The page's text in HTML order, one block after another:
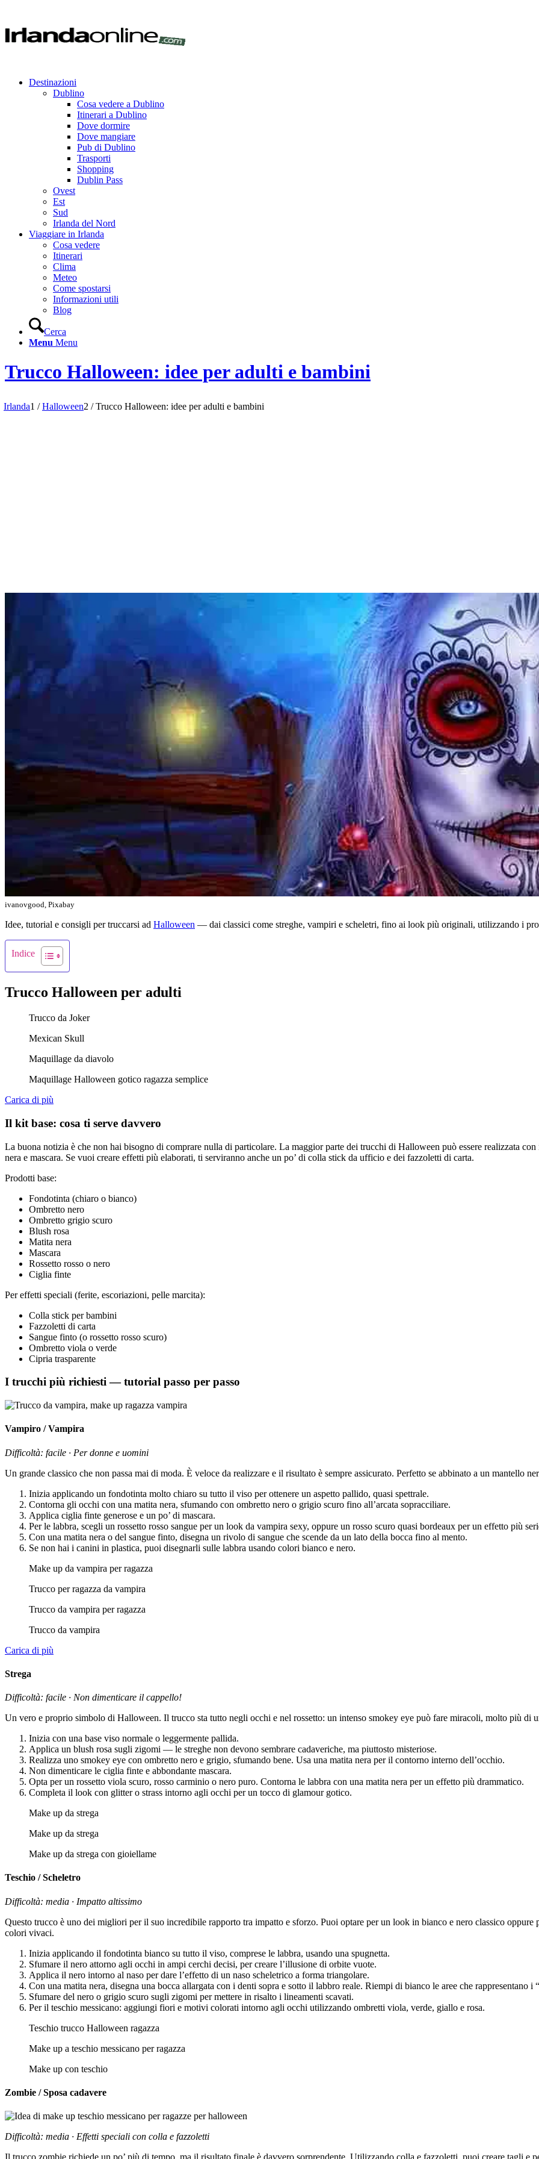
Destinazioni
Dublino
Cosa vedere a Dublino
Itinerari a Dublino
Dove dormire
Dove mangiare
Pub di Dublino
Trasporti
Shopping
Dublin Pass
Ovest
Est
Sud
Irlanda del Nord
Viaggiare in Irlanda
Cosa vedere
Itinerari
Clima
Meteo
Come spostarsi
Informazioni utili
Blog
Cerca
Menu Menu
Trucco Halloween: idee per adulti e bambini
Irlanda1 / Halloween2 / Trucco Halloween: idee per adulti e bambini
ivanovgood, Pixabay
Idee, tutorial e consigli per truccarsi ad Halloween — dai classici come streghe, vampiri e scheletri, fino ai look più originali, utilizzando i
Indice
Trucco Halloween per adulti
Trucco da Joker
Mexican Skull
Maquillage da diavolo
Maquillage Halloween gotico ragazza semplice
Carica di più
Il kit base: cosa ti serve davvero
La buona notizia è che non hai bisogno di comprare nulla di particolare. La maggior parte dei trucchi di Halloween può essere realizzata
nera e mascara. Se vuoi creare effetti più elaborati, ti serviranno anche un po’ di colla stick da ufficio e dei fazzoletti di carta.
Prodotti base:
Fondotinta (chiaro o bianco)
Ombretto nero
Ombretto grigio scuro
Blush rosa
Matita nera
Mascara
Rossetto rosso o nero
Ciglia finte
Per effetti speciali (ferite, escoriazioni, pelle marcita):
Colla stick per bambini
Fazzoletti di carta
Sangue finto (o rossetto rosso scuro)
Ombretto viola o verde
Cipria trasparente
I trucchi più richiesti — tutorial passo per passo
Vampiro / Vampira
Difficoltà: facile · Per donne e uomini
Un grande classico che non passa mai di moda. È veloce da realizzare e il risultato è sempre assicurato. Perfetto se abbinato a un mantello
Inizia applicando un fondotinta molto chiaro su tutto il viso per ottenere un aspetto pallido, quasi spettrale.
Contorna gli occhi con una matita nera, sfumando con ombretto nero o grigio scuro fino all’arcata sopracciliare.
Applica ciglia finte generose e un po’ di mascara.
Per le labbra, scegli un rossetto rosso sangue per un look da vampira sexy, oppure un rosso scuro quasi bordeaux per un effetto più
Con una matita nera o del sangue finto, disegna un rivolo di sangue che scende da un lato della bocca fino al mento.
Se non hai i canini in plastica, puoi disegnarli sulle labbra usando colori bianco e nero.
Make up da vampira per ragazza
Trucco per ragazza da vampira
Trucco da vampira per ragazza
Trucco da vampira
Carica di più
Strega
Difficoltà: facile · Non dimenticare il cappello!
Un vero e proprio simbolo di Halloween. Il trucco sta tutto negli occhi e nel rossetto: un intenso smokey eye può fare miracoli, molto più di
Inizia con una base viso normale o leggermente pallida.
Applica un blush rosa sugli zigomi — le streghe non devono sembrare cadaveriche, ma piuttosto misteriose.
Realizza uno smokey eye con ombretto nero e grigio, sfumando bene. Usa una matita nera per il contorno interno dell’occhio.
Non dimenticare le ciglia finte e abbondante mascara.
Opta per un rossetto viola scuro, rosso carminio o nero puro. Contorna le labbra con una matita nera per un effetto più drammatico.
Completa il look con glitter o strass intorno agli occhi per un tocco di glamour gotico.
Make up da strega
Make up da strega
Make up da strega con gioiellame
Teschio / Scheletro
Difficoltà: media · Impatto altissimo
Questo trucco è uno dei migliori per il suo incredibile rapporto tra impatto e sforzo. Puoi optare per un look in bianco e nero classico oppure
colori vivaci.
Inizia applicando il fondotinta bianco su tutto il viso, comprese le labbra, usando una spugnetta.
Sfumare il nero attorno agli occhi in ampi cerchi decisi, per creare l’illusione di orbite vuote.
Applica il nero intorno al naso per dare l’effetto di un naso scheletrico a forma triangolare.
Con una matita nera, disegna una bocca allargata con i denti sopra e sotto il labbro reale. Riempi di bianco le aree che rappresentano i
Sfumare del nero o grigio scuro sugli zigomi per mettere in risalto i lineamenti scavati.
Per il teschio messicano: aggiungi fiori e motivi colorati intorno agli occhi utilizzando ombretti viola, verde, giallo e rosa.
Teschio trucco Halloween ragazza
Make up a teschio messicano per ragazza
Make up con teschio
Zombie / Sposa cadavere
Difficoltà: media · Effetti speciali con colla e fazzoletti